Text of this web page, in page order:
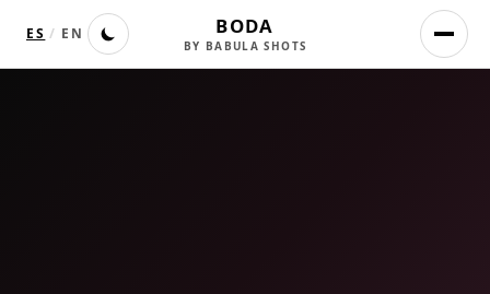
ES / EN BODA
BY BABULA SHOTS